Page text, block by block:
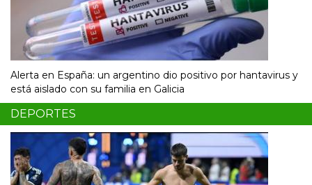
Alerta en España: un argentino dio positivo por hantavirus y
está aislado con su familia en Galicia
DEPORTES